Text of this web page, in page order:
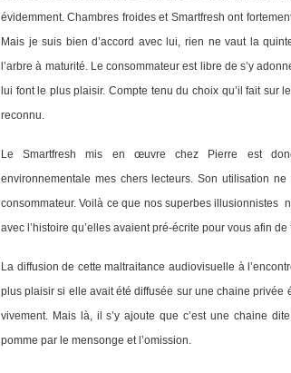
évidemment. Chambres froides et Smartfresh ont
Mais je suis bien d’accord avec lui, rien ne vaut la
l’arbre à maturité. Le consommateur est libre de s’y
lui font le plus plaisir. Compte tenu du choix qu’il fait sur
reconnu.
Le Smartfresh mis en œuvre chez Pierre est
environnementale mes chers lecteurs. Son utilisation
consommateur. Voilà ce que nos superbes illusionnistes
avec l’histoire qu’elles avaient pré-écrite pour vous afin de
La diffusion de cette maltraitance audiovisuelle à
plus plaisir si elle avait été diffusée sur une chaine privée
vivement. Mais là, il s’y ajoute que c’est une chaine
pomme par le mensonge et l’omission.